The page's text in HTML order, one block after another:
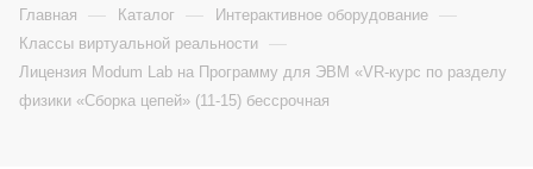
Главная — Каталог — Интерактивное оборудование —
Классы виртуальной реальности —
Лицензия Modum Lab на Программу для ЭВМ «VR-курс по разделу
физики «Сборка цепей» (11-15) бессрочная